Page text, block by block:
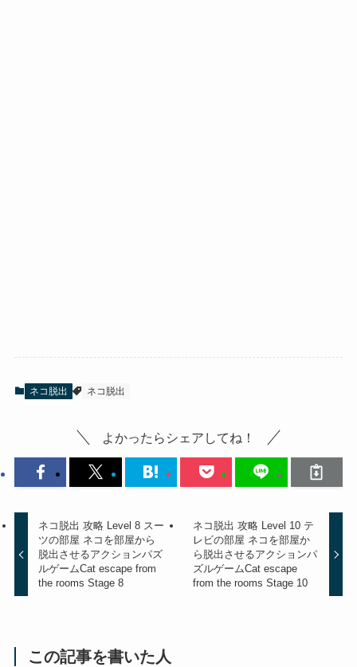
ネコ脱出 ネコ脱出
よかったらシェアしてね！
ネコ脱出 攻略 Level 8 スー
ツの部屋 ネコを部屋から
脱出させるアクションパズ
ルゲームCat escape from
the rooms Stage 8
ネコ脱出 攻略 Level 10 テ
レビの部屋 ネコを部屋か
ら脱出させるアクションパ
ズルゲームCat escape
from the rooms Stage 10
この記事を書いた人